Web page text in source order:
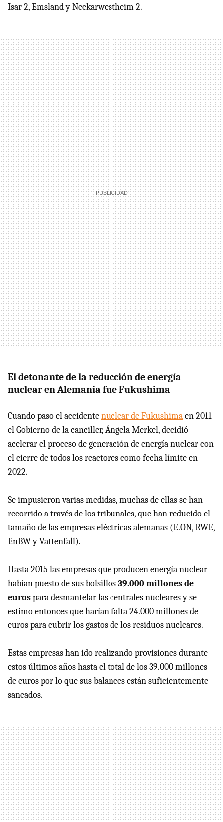
Isar 2, Emsland y Neckarwestheim 2.
El detonante de la reducción de energía
nuclear en Alemania fue Fukushima
Cuando paso el accidentenuclear de Fukushimaen 2011
el Gobierno de la canciller, Ángela Merkel, decidió
acelerar el proceso de generación de energía nuclear con
el cierre de todos los reactores como fecha límite en
2022.
Se impusieron varias medidas, muchas de ellas se han
recorrido a través de los tribunales, que han reducido el
tamaño de las empresas eléctricas alemanas (E.ON, RWE,
EnBW y Vattenfall).
Hasta 2015 las empresas que producen energía nuclear
habían puesto de sus bolsillos39.000 millones de
eurospara desmantelar las centrales nucleares y se
estimo entonces que harían falta 24.000 millones de
euros para cubrir los gastos de los residuos nucleares.
Estas empresas han ido realizando provisiones durante
estos últimos años hasta el total de los 39.000 millones
de euros por lo que sus balances están suficientemente
saneados.